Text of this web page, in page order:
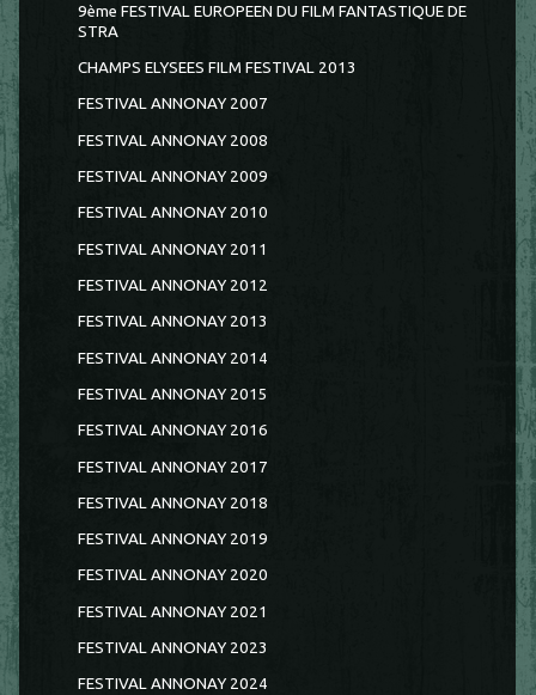
9ème FESTIVAL EUROPEEN DU FILM FANTASTIQUE DE
STRA
CHAMPS ELYSEES FILM FESTIVAL 2013
FESTIVAL ANNONAY 2007
FESTIVAL ANNONAY 2008
FESTIVAL ANNONAY 2009
FESTIVAL ANNONAY 2010
FESTIVAL ANNONAY 2011
FESTIVAL ANNONAY 2012
FESTIVAL ANNONAY 2013
FESTIVAL ANNONAY 2014
FESTIVAL ANNONAY 2015
FESTIVAL ANNONAY 2016
FESTIVAL ANNONAY 2017
FESTIVAL ANNONAY 2018
FESTIVAL ANNONAY 2019
FESTIVAL ANNONAY 2020
FESTIVAL ANNONAY 2021
FESTIVAL ANNONAY 2023
FESTIVAL ANNONAY 2024